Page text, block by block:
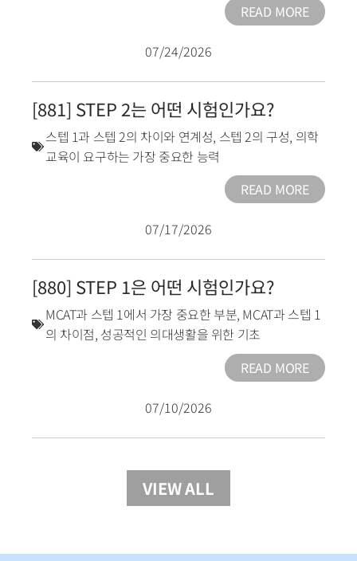
READ MORE
07/24/2026
[881] STEP 2는 어떤 시험인가요?
스텝 1과 스텝 2의 차이와 연계성, 스텝 2의 구성, 의학
교육이 요구하는 가장 중요한 능력
READ MORE
07/17/2026
[880] STEP 1은 어떤 시험인가요?
MCAT과 스텝 1에서 가장 중요한 부분, MCAT과 스텝 1
의 차이점, 성공적인 의대생활을 위한 기초
READ MORE
07/10/2026
VIEW ALL